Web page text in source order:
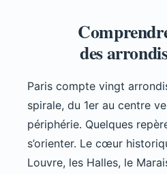
des
Paris compte vingt
spirale, du 1er au centre
périphérie. Quelques
s’orienter. Le cœur
Louvre, les Halles, le